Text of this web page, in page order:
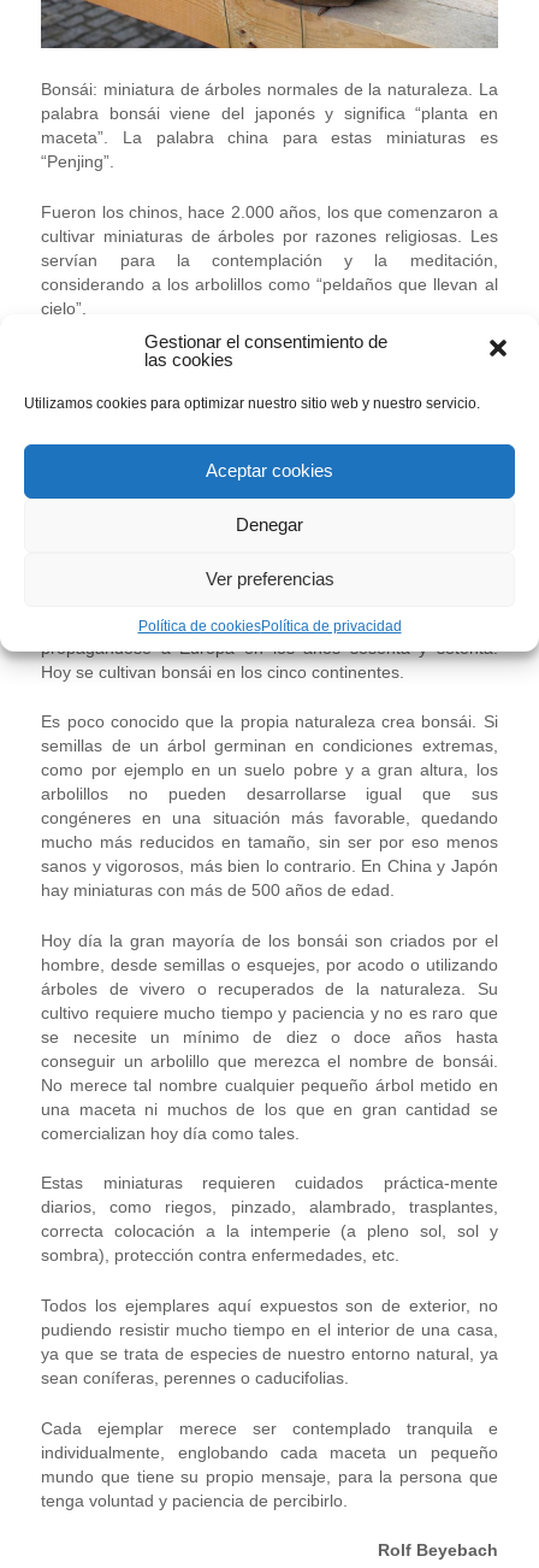
Gestionar el consentimiento de
las cookies
Utilizamos cookies para optimizar nuestro sitio web y nuestro servicio.
Aceptar cookies
Denegar
Ver preferencias
Política de cookiesPolítica de privacidad
Bonsái: miniatura de árboles normales de la naturaleza. La
palabra bonsái viene del japonés y significa “planta en
maceta”. La palabra china para estas miniaturas es
“Penjing”.
Fueron los chinos, hace 2.000 años, los que comenzaron a
cultivar miniaturas de árboles por razones religiosas. Les
servían para la contemplación y la meditación,
considerando a los arbolillos como “peldaños que llevan al
cielo”.
Hace 1.000 años monjes budistas introdujeron los
auge en los siglos siguientes, sobre todo en la corte.
nuevamente en el olvido. Reaparecieron en occidente solo
después de la Segunda Guerra Mundial, cuando soldados
americanos de ocupación descubrieron en Japón estas
comenzando allí su cultivo, primeramente por japoneses
arte encontró sus adeptos también entre los nativos,
propagándose a Europa en los años sesenta y setenta.
Hoy se cultivan bonsái en los cinco continentes.
Es poco conocido que la propia naturaleza crea bonsái. Si
semillas de un árbol germinan en condiciones extremas,
como por ejemplo en un suelo pobre y a gran altura, los
arbolillos no pueden desarrollarse igual que sus
congéneres en una situación más favorable, quedando
mucho más reducidos en tamaño, sin ser por eso menos
sanos y vigorosos, más bien lo contrario. En China y Japón
hay miniaturas con más de 500 años de edad.
Hoy día la gran mayoría de los bonsái son criados por el
hombre, desde semillas o esquejes, por acodo o utilizando
árboles de vivero o recuperados de la naturaleza. Su
cultivo requiere mucho tiempo y paciencia y no es raro que
se necesite un mínimo de diez o doce años hasta
conseguir un arbolillo que merezca el nombre de bonsái.
No merece tal nombre cualquier pequeño árbol metido en
una maceta ni muchos de los que en gran cantidad se
comercializan hoy día como tales.
Estas miniaturas requieren cuidados práctica-mente
diarios, como riegos, pinzado, alambrado, trasplantes,
correcta colocación a la intemperie (a pleno sol, sol y
sombra), protección contra enfermedades, etc.
Todos los ejemplares aquí expuestos son de exterior, no
pudiendo resistir mucho tiempo en el interior de una casa,
ya que se trata de especies de nuestro entorno natural, ya
sean coníferas, perennes o caducifolias.
Cada ejemplar merece ser contemplado tranquila e
individualmente, englobando cada maceta un pequeño
mundo que tiene su propio mensaje, para la persona que
tenga voluntad y paciencia de percibirlo.
Rolf Beyebach